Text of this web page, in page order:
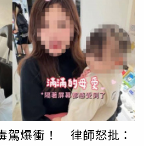
」、「你就想Toyota跟
比右邊貴很多」、「右邊設計
出三葉草的商品價格偏高。
悉品牌的網友指出，三葉草代
系列，主要販售復古、潮流及街
、Samba等經典鞋款都屬於此
「adidas Performance」，產品
訓練等運動用品，更著重機能
曾介紹兩款Logo的發展歷
，當時品牌首次跨足服飾市
駕爆衝！ 律師怒批：